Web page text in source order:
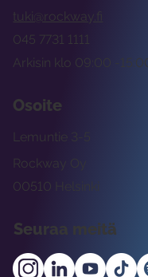
tuki@rockway.fi
Arkisin klo 09:00 -
045 7731 1111
Osoite
Rockway Oy
Lemuntie 3-5
00510 Helsinki
Seuraa meitä